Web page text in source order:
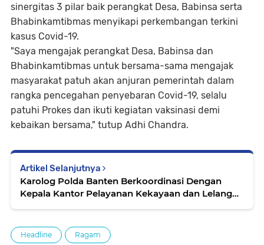
sinergitas 3 pilar baik perangkat Desa, Babinsa serta
Bhabinkamtibmas menyikapi perkembangan terkini
kasus Covid-19.
"Saya mengajak perangkat Desa, Babinsa dan
Bhabinkamtibmas untuk bersama-sama mengajak
masyarakat patuh akan anjuran pemerintah dalam
rangka pencegahan penyebaran Covid-19, selalu
patuhi Prokes dan ikuti kegiatan vaksinasi demi
kebaikan bersama," tutup Adhi Chandra.
Artikel Selanjutnya
Karolog Polda Banten Berkoordinasi Dengan
Kepala Kantor Pelayanan Kekayaan dan Lelang
Headline Ragam